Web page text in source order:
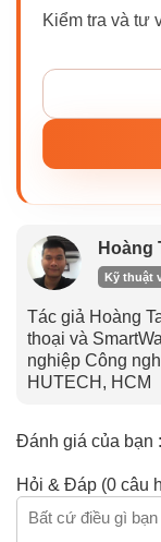
Kiểm tra và tư
Hoàng
Kỹ thuật
Tác giả Hoàng
thoại và
nghiệp Công
HUTECH, HCM
Đánh giá của bạn :
Hỏi & Đáp (0 câu